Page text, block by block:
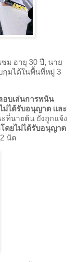
ม อายุ 30 ปี, นาย
กุมได้ในพื้นที่หมู่ 3
อบเล่นการพนัน
ม่ได้รับอนุญาต และ
ที่นายต้น ยังถูกแจ้ง
ดยไม่ได้รับอนุญาต
นัด